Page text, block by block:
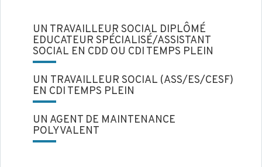
UN TRAVAILLEUR SOCIAL DIPLÔMÉ
EDUCATEUR SPÉCIALISÉ/ASSISTANT
SOCIAL EN CDD OU CDI TEMPS PLEIN
UN TRAVAILLEUR SOCIAL (ASS/ES/CESF)
EN CDI TEMPS PLEIN
UN AGENT DE MAINTENANCE
POLYVALENT